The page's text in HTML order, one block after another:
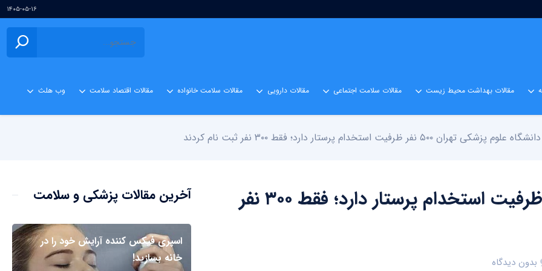
۱۴۰۵-۰۵-۱۶
مقالات بهداشت محیط زیست مقالات سلامت اجتماعی مقالات دارویی مقالات سلامت خانواده مقالات اقتصاد سلامت وب هلث
دانشگاه علوم پزشکی تهران ۵۰۰ نفر ظرفیت استخدام پرستار دارد؛ فقط ۳۰۰ نفر ثبت نام کردند
دانشگاه علوم پزشکی تهران ۵۰۰ نفر ظرفیت استخدام پرستار دارد؛ فقط ۳۰۰ نفر
بدون دیدگاه
آخرین مقالات پزشکی و سلامت
اسپری فیکس کننده آرایش خود را در
خانه بسازید!